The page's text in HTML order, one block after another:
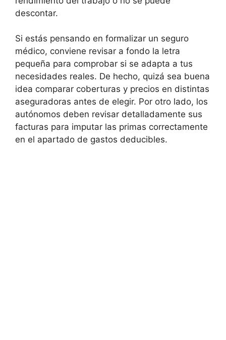
descontar.
Si estás pensando en formalizar un seguro
médico, conviene revisar a fondo la letra
pequeña para comprobar si se adapta a tus
necesidades reales. De hecho, quizá sea buena
idea comparar coberturas y precios en distintas
aseguradoras antes de elegir. Por otro lado, los
autónomos deben revisar detalladamente sus
facturas para imputar las primas correctamente
en el apartado de gastos deducibles.